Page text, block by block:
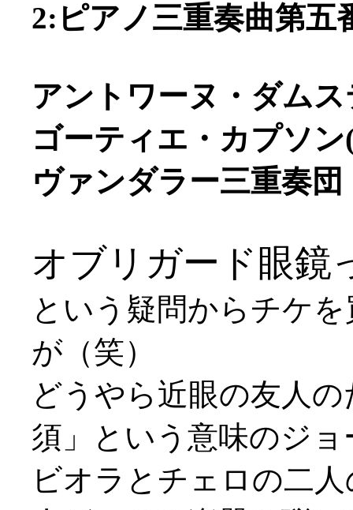
2:ピアノ三重奏曲第五
アントワーヌ・ダム
ゴーティエ・カプソン
ヴァンダラー三重奏団
オブリガード眼鏡
という疑問からチケ
が（笑）
どうやら近眼の友人
須」という意味のジ
ビオラとチェロの二